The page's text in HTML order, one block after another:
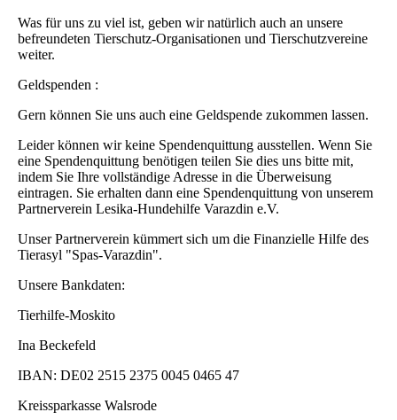
Was für uns zu viel ist, geben wir natürlich auch an unsere
befreundeten Tierschutz-Organisationen und Tierschutzvereine
weiter.
Geldspenden :
Gern können Sie uns auch eine Geldspende zukommen lassen.
Leider können wir keine Spendenquittung ausstellen. Wenn Sie
eine Spendenquittung benötigen teilen Sie dies uns bitte mit,
indem Sie Ihre vollständige Adresse in die Überweisung
eintragen. Sie erhalten dann eine Spendenquittung von unserem
Partnerverein Lesika-Hundehilfe Varazdin e.V.
Unser Partnerverein kümmert sich um die Finanzielle Hilfe des
Tierasyl "Spas-Varazdin".
Unsere Bankdaten:
Tierhilfe-Moskito
Ina Beckefeld
IBAN: DE02 2515 2375 0045 0465 47
Kreissparkasse Walsrode